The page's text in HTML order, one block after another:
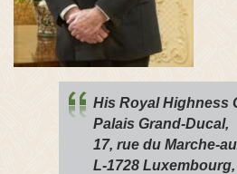
His Royal Highness
Palais Grand-Ducal,
17, rue du Marche-
L-1728 Luxembourg,